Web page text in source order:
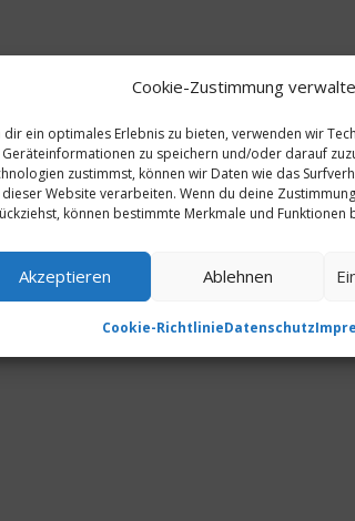
Cookie-Zustimmung
dir ein optimales Erlebnis zu bieten, verwenden wir
Geräteinformationen zu speichern und/oder darauf
zustimmst, können wir Daten wie das
dieser Website verarbeiten. Wenn du deine
können bestimmte Merkmale und Funktionen
Akzeptieren Ablehnen
Cookie-RichtlinieDatenschutz